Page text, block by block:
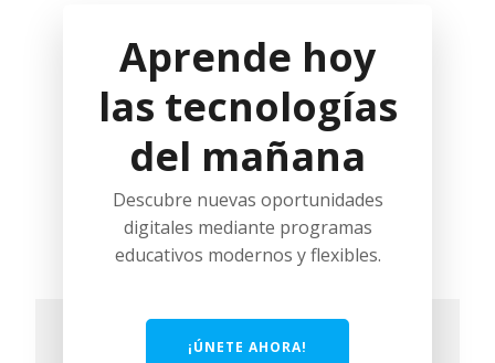
Aprende hoy
las tecnologías
del mañana
Descubre nuevas oportunidades
digitales mediante programas
educativos modernos y flexibles.
¡ÚNETE AHORA!